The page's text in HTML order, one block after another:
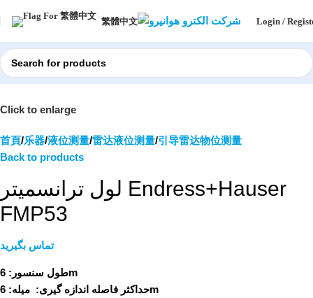
繁體中文 Login /
Click to enlarge
首頁 乐器 液位测量 雷达液位测量 引导雷达物位测量
Back to products
لول ترانسمیتر Endress+Hauser
FMP53
تماس بگیرید
طول سنسور:6m
حداکثر فاصله اندازه گیری:میله: 6m